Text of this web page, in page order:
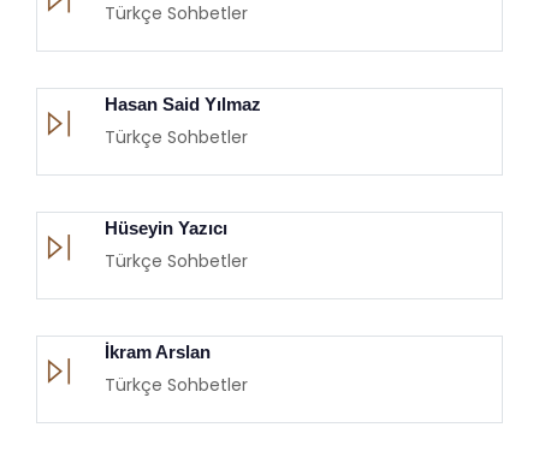
Türkçe Sohbetler
Hasan Said Yılmaz
Türkçe Sohbetler
Hüseyin Yazıcı
Türkçe Sohbetler
İkram Arslan
Türkçe Sohbetler